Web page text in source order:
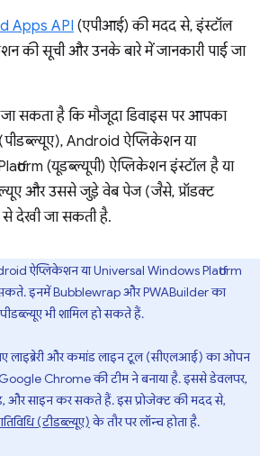
Apps API (एपीआई) की मदद से, इंस्टॉल
की सूची और उनके बारे में जानकारी पाई जा
सकता है कि मौजूदा डिवाइस पर आपका
(पीडब्ल्यूए), Android ऐप्लिकेशन या
(यूडब्ल्यूपी) ऐप्लिकेशन इंस्टॉल है या
और उससे जुड़े वेब पेज (जैसे, प्रॉडक्ट
से देखी जा सकती है.
ऐप्लिकेशन या Universal Windows Platform
सकते. इनमें Bubblewrap और PWABuilder का
भी शामिल हो सकते हैं.
लाइब्रेरी और कमांड लाइन टूल (सीएलआई) का ओपन
Chrome की टीम ने बनाया है. इससे डेवलपर,
और साइन कर सकते हैं. इस प्रोजेक्ट की मदद से,
(टीडब्ल्यूए)के तौर पर लॉन्च होता है.